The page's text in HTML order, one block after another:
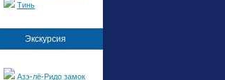
Тинь
Экскурсия
Азэ-лё-Ридо замок